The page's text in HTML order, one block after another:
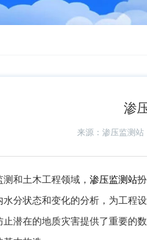
渗
来源： 渗压监测站
和土木工程领域， 渗压监测站
分状态和变化的分析，为工程
潜在的地质灾害提供了重要的数